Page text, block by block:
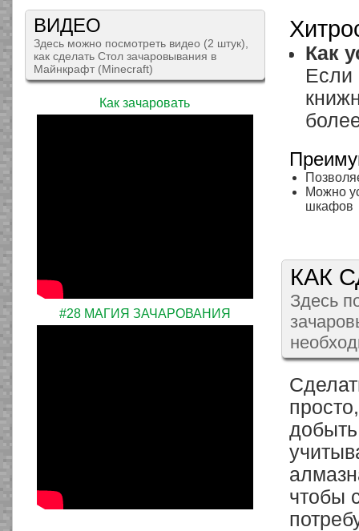
ВИДЕО
Здесь можно посмотреть видео (2 штук),
как сделать Стол зачаровывания в
Майнкрафт (Minecraft)
Как зачаровать
#28 МАГИЯ ЗАЧАРОВАНИЯ
Как
Если
Можно
шкафов
КАК
Здесь
чтобы